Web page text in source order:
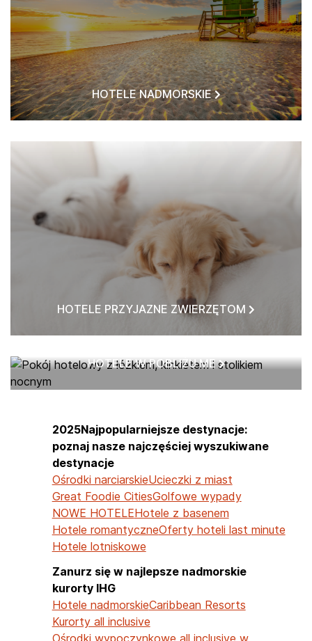
HOTELE NADMORSKIE
HOTELE PRZYJAZNE ZWIERZĘTOM
HOTELE W POBLIŻU ME
2025Najpopularniejsze destynacje:
poznaj nasze najczęściej wyszukiwane
destynacje
Ośrodki narciarskieUcieczki z miast
Great Foodie CitiesGolfowe wypady
NOWE HOTELEHotele z basenem
Hotele romantyczneOferty hoteli last minute
Hotele lotniskowe
Zanurz się w najlepsze nadmorskie
kurorty IHG
Hotele nadmorskieCaribbean Resorts
Kurorty all inclusive
Ośrodki wypoczynkowe all inclusive w